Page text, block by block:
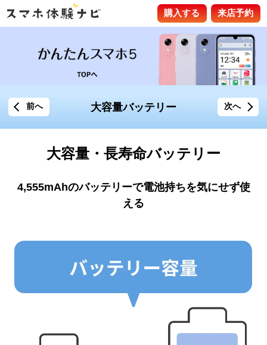
購入する 来店予約
大容量バッテリー
前へ 次へ
大容量・長寿命バッテリー
4,555mAhのバッテリーで電池持ちを気にせず使
える